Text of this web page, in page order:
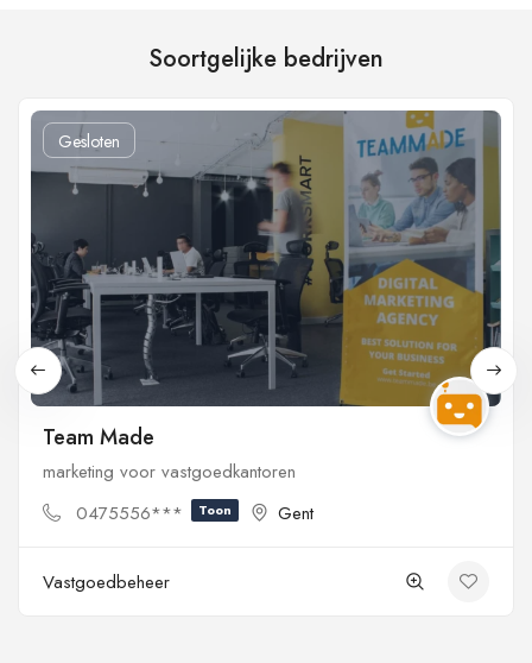
Soortgelijke bedrijven
Gesloten
Team Made
marketing voor vastgoedkantoren
0475556***
Toon Gent
Vastgoedbeheer